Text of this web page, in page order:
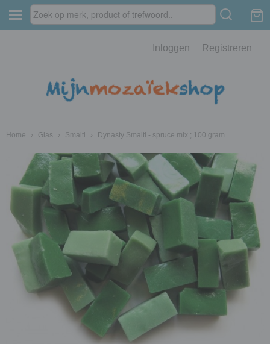
Inloggen Registreren
Home › Glas › Smalti › Dynasty Smalti - spruce mix ; 100 gram